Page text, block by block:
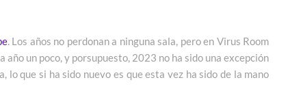
. Los años no perdonan a ninguna sala, pero en Virus Room
un poco, y porsupuesto, 2023 no ha sido una excepción
que si ha sido nuevo es que esta vez ha sido de la mano